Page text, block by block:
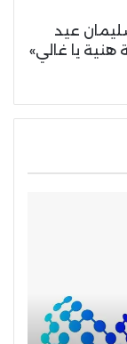
عيد
هنية يا غالي»